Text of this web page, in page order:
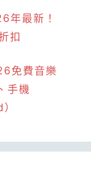
年最新！
扣
免費音樂
手機